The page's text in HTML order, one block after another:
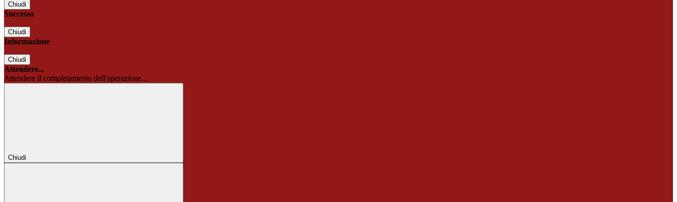
Chiudi
Successo
Chiudi
Informazione
Chiudi
Attendere...
Attendere il completamento dell'operazione...
Chiudi